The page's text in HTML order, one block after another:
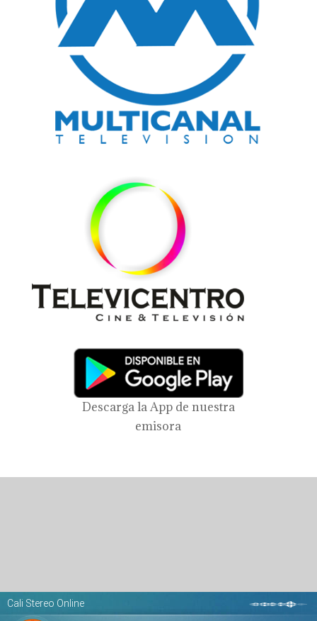
Descarga la App de nuestra
emisora